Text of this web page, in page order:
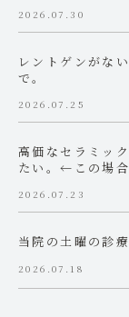
2026.07.30
レントゲンがな
で。
2026.07.25
高価なセラミッ
たい。←この場
2026.07.23
当院の土曜の診
2026.07.18